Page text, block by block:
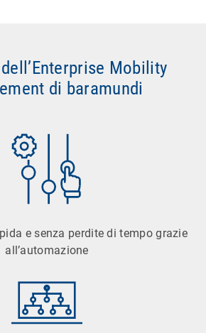
Mobility
di baramundi
e senza perdite di tempo grazie
all’automazione